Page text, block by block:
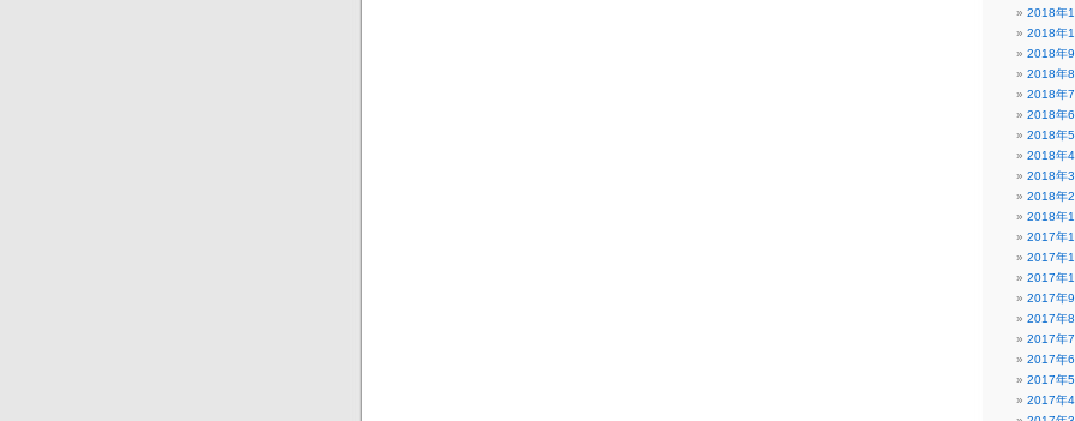
2018年
2018年
2018年9
2018年8
2018年7
2018年6
2018年5
2018年4
2018年3
2018年2
2018年1
2017年
2017年
2017年
2017年9
2017年8
2017年7
2017年6
2017年5
2017年4